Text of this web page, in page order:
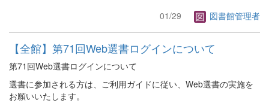
01/29 図書館管理者
【全館】第71回Web選書ログインについて
第71回Web選書ログインについて
選書に参加される方は、ご利用ガイドに従い、Web選書の実施を
お願いいたします。